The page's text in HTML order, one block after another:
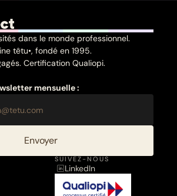
dans le monde professionnel.
têtu•, fondé en 1995.
Certification Qualiopi.
mensuelle :
Envoyer
SUIVEZ-NOUS
LinkedIn